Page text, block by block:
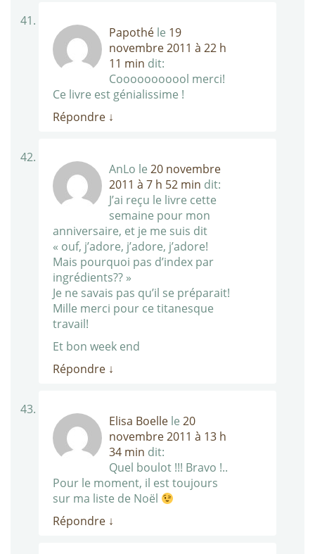
Papothé le 19
novembre 2011 à 22 h
11 min dit:
Cooooooooool merci!
Ce livre est génialissime !
Répondre ↓
AnLo le 20 novembre
2011 à 7 h 52 min dit:
J’ai reçu le livre cette
semaine pour mon
anniversaire, et je me suis dit
« ouf, j’adore, j’adore, j’adore!
Mais pourquoi pas d’index par
ingrédients?? »
Je ne savais pas qu’il se préparait!
Mille merci pour ce titanesque
travail!
Et bon week end
Répondre ↓
Elisa Boelle le 20
novembre 2011 à 13 h
34 min dit:
Quel boulot !!! Bravo !..
Pour le moment, il est toujours
sur ma liste de Noël
Répondre ↓